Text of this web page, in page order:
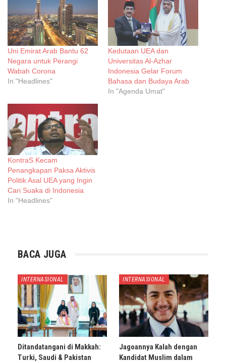
Uni Emirat Arab Bantu 62
Negara untuk Perangi
Wabah Corona
In "Headlines"
Kedutaan UEA dan
Universitas Al-Azhar
Indonesia Gelar Forum
Bahasa dan Budaya Arab
In "Agenda Umat"
KontraS Kecam
Penangkapan Paksa Aktivis
Politik Asal UEA yang Ingin
Cari Suaka di Indonesia
In "Headlines"
BACA JUGA
INTERNASIONAL
Ditandatangani di Makkah:
Turki, Saudi & Pakistan
INTERNASIONAL
Jagoannya Kalah dengan
Kandidat Muslim dalam